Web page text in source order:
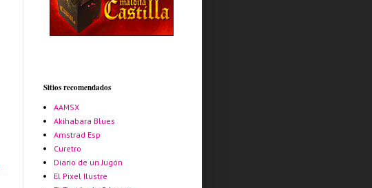
Sitios recomendados
AAMSX
Akihabara Blues
Amstrad Esp
Curetro
Diario de un Jugón
El Pixel Ilustre